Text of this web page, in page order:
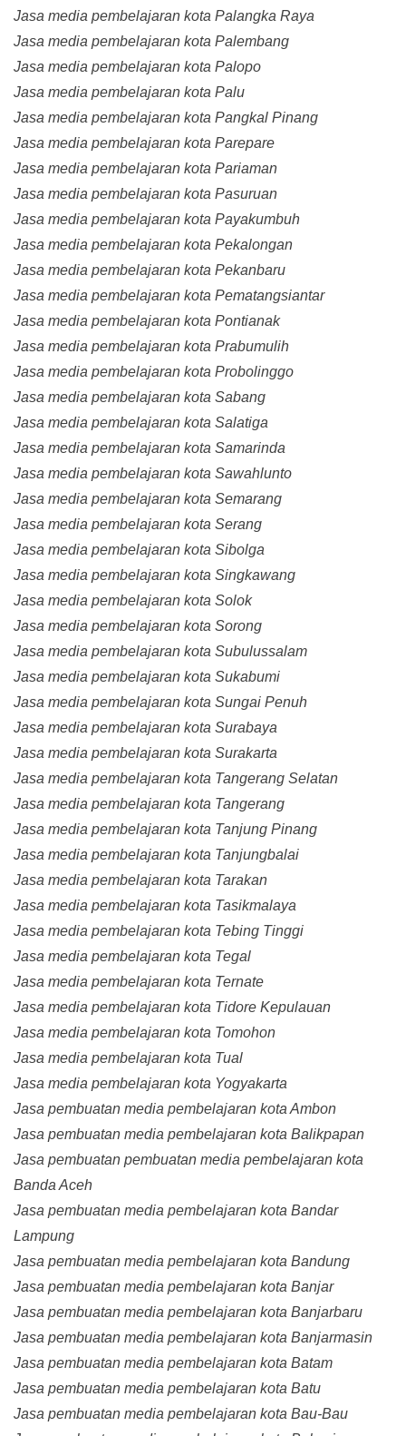
Jasa media pembelajaran kota Palangka Raya
Jasa media pembelajaran kota Palembang
Jasa media pembelajaran kota Palopo
Jasa media pembelajaran kota Palu
Jasa media pembelajaran kota Pangkal Pinang
Jasa media pembelajaran kota Parepare
Jasa media pembelajaran kota Pariaman
Jasa media pembelajaran kota Pasuruan
Jasa media pembelajaran kota Payakumbuh
Jasa media pembelajaran kota Pekalongan
Jasa media pembelajaran kota Pekanbaru
Jasa media pembelajaran kota Pematangsiantar
Jasa media pembelajaran kota Pontianak
Jasa media pembelajaran kota Prabumulih
Jasa media pembelajaran kota Probolinggo
Jasa media pembelajaran kota Sabang
Jasa media pembelajaran kota Salatiga
Jasa media pembelajaran kota Samarinda
Jasa media pembelajaran kota Sawahlunto
Jasa media pembelajaran kota Semarang
Jasa media pembelajaran kota Serang
Jasa media pembelajaran kota Sibolga
Jasa media pembelajaran kota Singkawang
Jasa media pembelajaran kota Solok
Jasa media pembelajaran kota Sorong
Jasa media pembelajaran kota Subulussalam
Jasa media pembelajaran kota Sukabumi
Jasa media pembelajaran kota Sungai Penuh
Jasa media pembelajaran kota Surabaya
Jasa media pembelajaran kota Surakarta
Jasa media pembelajaran kota Tangerang Selatan
Jasa media pembelajaran kota Tangerang
Jasa media pembelajaran kota Tanjung Pinang
Jasa media pembelajaran kota Tanjungbalai
Jasa media pembelajaran kota Tarakan
Jasa media pembelajaran kota Tasikmalaya
Jasa media pembelajaran kota Tebing Tinggi
Jasa media pembelajaran kota Tegal
Jasa media pembelajaran kota Ternate
Jasa media pembelajaran kota Tidore Kepulauan
Jasa media pembelajaran kota Tomohon
Jasa media pembelajaran kota Tual
Jasa media pembelajaran kota Yogyakarta
Jasa pembuatan media pembelajaran kota Ambon
Jasa pembuatan media pembelajaran kota Balikpapan
Jasa pembuatan pembuatan media pembelajaran kota
Banda Aceh
Jasa pembuatan media pembelajaran kota Bandar
Lampung
Jasa pembuatan media pembelajaran kota Bandung
Jasa pembuatan media pembelajaran kota Banjar
Jasa pembuatan media pembelajaran kota Banjarbaru
Jasa pembuatan media pembelajaran kota Banjarmasin
Jasa pembuatan media pembelajaran kota Batam
Jasa pembuatan media pembelajaran kota Batu
Jasa pembuatan media pembelajaran kota Bau-Bau